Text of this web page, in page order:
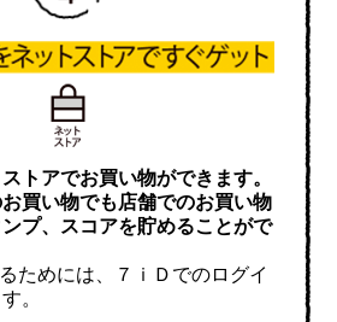
トアでお買い物ができます。
買い物でも店舗でのお買い物
プ、スコアを貯めることがで
ためには、７ｉＤでのログイ
。